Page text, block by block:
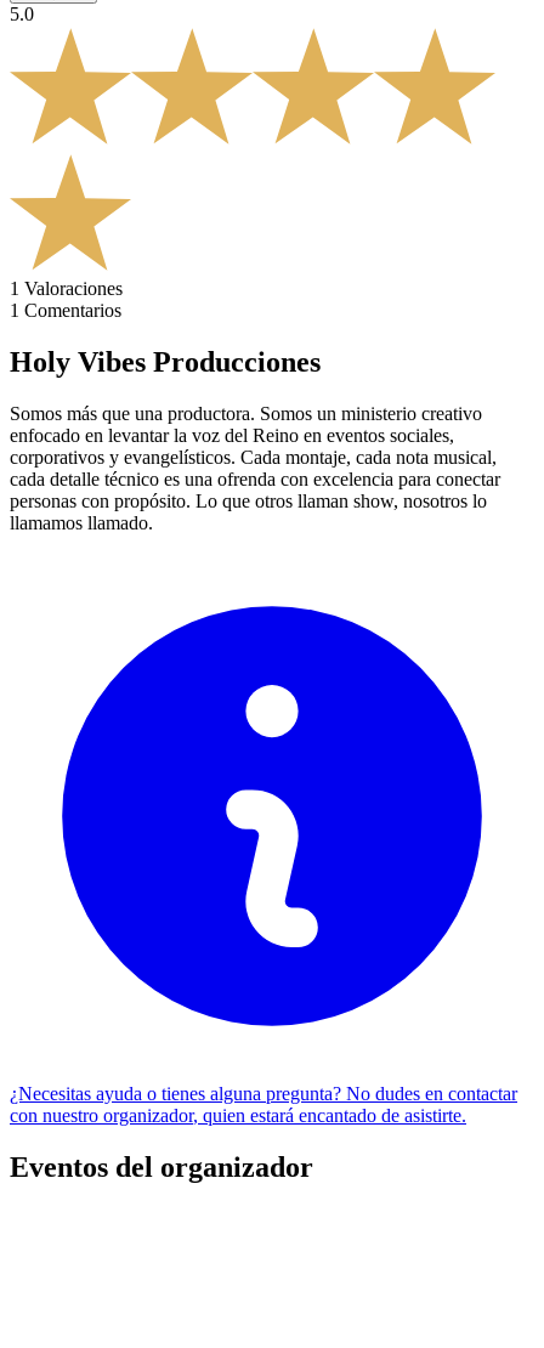
5.0
1 Valoraciones
1 Comentarios
Holy Vibes Producciones
Somos más que una productora. Somos un ministerio creativo
enfocado en levantar la voz del Reino en eventos sociales,
corporativos y evangelísticos. Cada montaje, cada nota musical,
cada detalle técnico es una ofrenda con excelencia para conectar
personas con propósito. Lo que otros llaman show, nosotros lo
llamamos llamado.
¿Necesitas ayuda o tienes alguna pregunta? No dudes en contactar
con nuestro organizador, quien estará encantado de asistirte.
Eventos del organizador